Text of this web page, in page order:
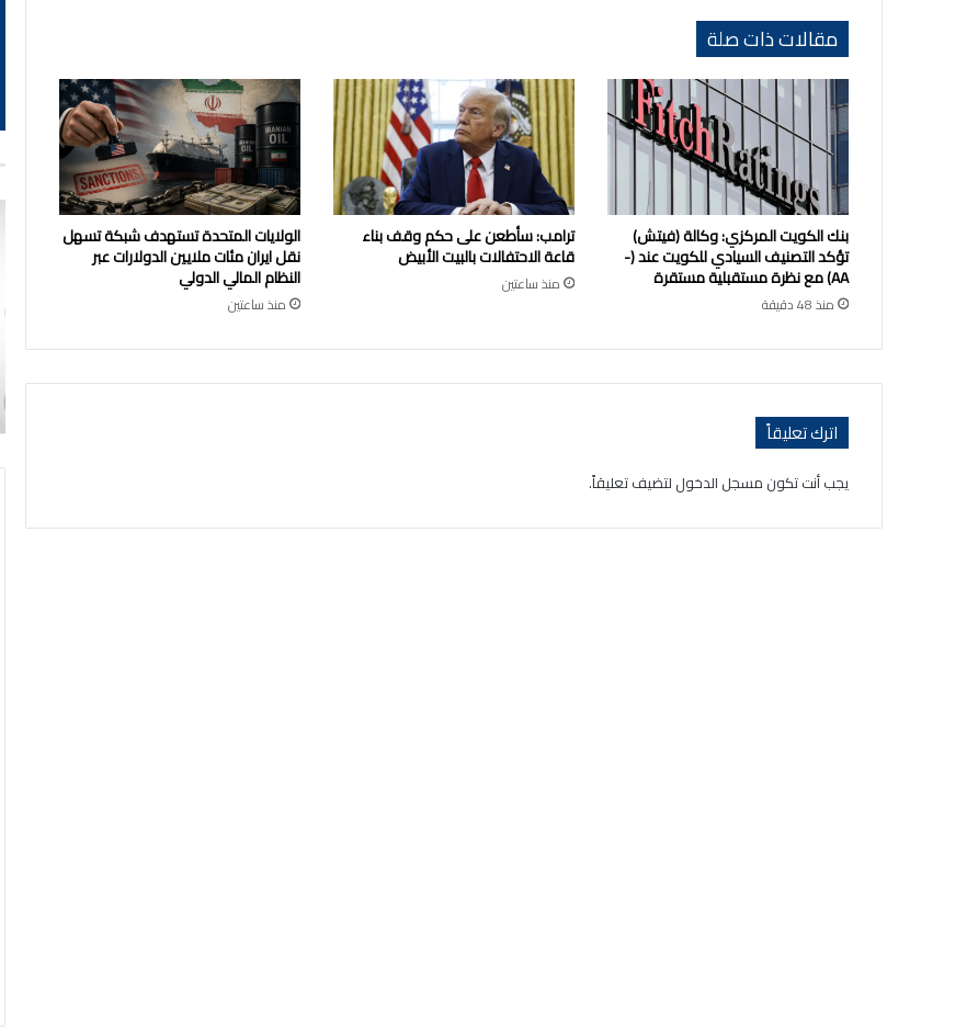
مقالات ذات صلة
بنك الكويت المركزي: وكالة (فيتش)
تؤكد التصنيف السيادي للكويت عند (-
AA) مع نظرة مستقبلية مستقرة
منذ 48 دقيقة
ترامب: سأطعن على حكم وقف بناء
قاعة الاحتفالات بالبيت الأبيض
منذ ساعتين
الولايات المتحدة تستهدف شبكة تسهل
نقل ايران مئات ملايين الدولارات عبر
النظام المالي الدولي
منذ ساعتين
اترك تعليقاً
يجب أنت تكون مسجل الدخول لتضيف تعليقاً.